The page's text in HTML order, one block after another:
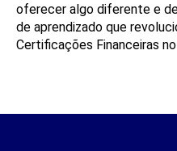
oferecer algo diferente e
de aprendizado que
Certificações Financeiras no